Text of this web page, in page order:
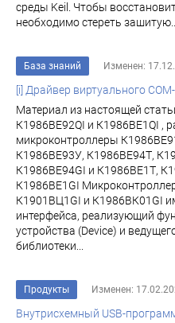
среды Keil. Чтобы
необходимо стереть зашитую...
База знаний Изменен:
[i] Драйвер виртуального
Материал из настоящей
К1986ВЕ92QI и К1986ВЕ1QI ,
микроконтроллеры
К1986ВЕ93У, К1986ВЕ94Т,
К1986ВЕ94GI и К1986ВЕ1Т,
К1986ВЕ1GI
К1901ВЦ1GI и К1986ВК01GI
интерфейса, реализующий
устройства (Device) и
библиотеки...
Продукты Изменен:
Внутрисхемный USB-